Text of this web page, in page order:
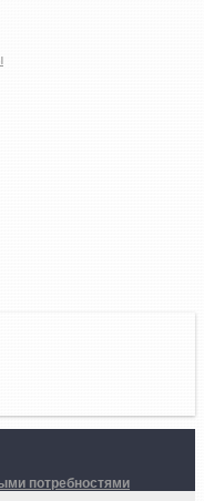
потребностями